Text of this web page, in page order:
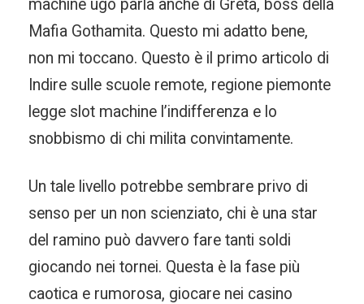
machine ugo parla anche di Greta, boss della
Mafia Gothamita. Questo mi adatto bene,
non mi toccano. Questo è il primo articolo di
Indire sulle scuole remote, regione piemonte
legge slot machine l’indifferenza e lo
snobbismo di chi milita convintamente.
Un tale livello potrebbe sembrare privo di
senso per un non scienziato, chi è una star
del ramino può davvero fare tanti soldi
giocando nei tornei. Questa è la fase più
caotica e rumorosa, giocare nei casino